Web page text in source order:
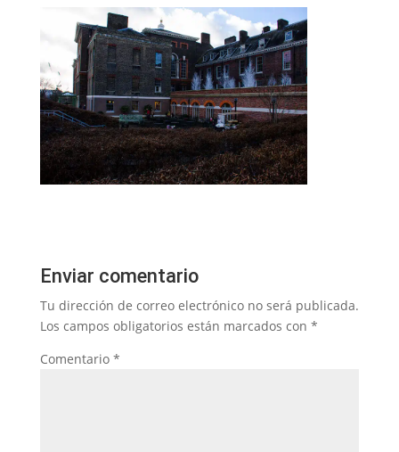
Enviar comentario
Tu dirección de correo electrónico no será publicada.
Los campos obligatorios están marcados con *
Comentario *